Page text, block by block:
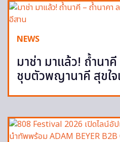
NEWS
มาช่า มาแล้ว! ถ้ำนา
ชุบตัวพญานาคี สุขใจ